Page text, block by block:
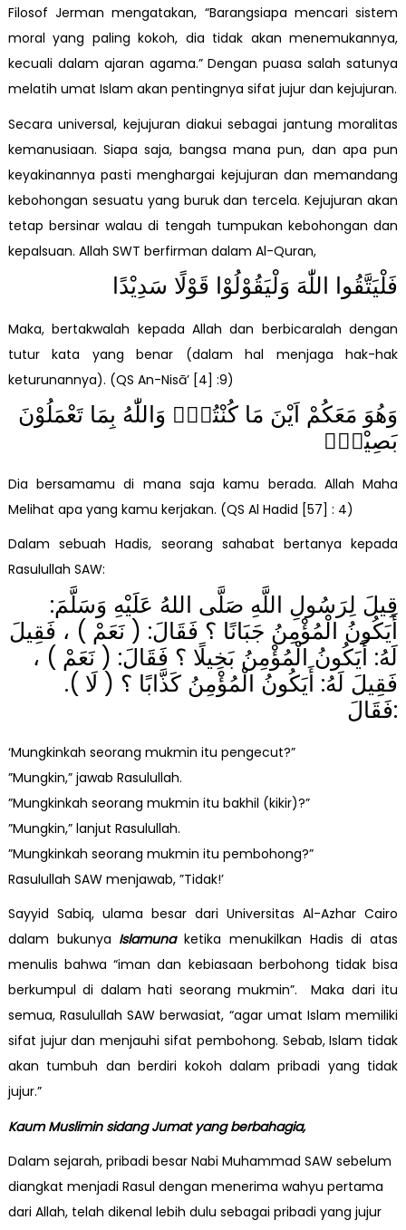
Filosof Jerman mengatakan, “Barangsiapa mencari sistem
moral yang paling kokoh, dia tidak akan menemukannya,
kecuali dalam ajaran agama.” Dengan puasa salah satunya
melatih umat Islam akan pentingnya sifat jujur dan kejujuran.
Secara universal, kejujuran diakui sebagai jantung moralitas
kemanusiaan. Siapa saja, bangsa mana pun, dan apa pun
keyakinannya pasti menghargai kejujuran dan memandang
kebohongan sesuatu yang buruk dan tercela. Kejujuran akan
tetap bersinar walau di tengah tumpukan kebohongan dan
kepalsuan. Allah SWT berfirman dalam Al-Quran,
فَلْيَتَّقُوا اللّٰهَ وَلْيَقُوْلُوْا قَوْلًا سَدِيْدًا
Maka, bertakwalah kepada Allah dan berbicaralah dengan
tutur kata yang benar (dalam hal menjaga hak-hak
keturunannya). (QS An-Nisā’ [4] :9)
وَهُوَ مَعَكُمْ اَيْنَ مَا كُنْتُمْۗ وَاللّٰهُ بِمَا تَعْمَلُوْنَ
بَصِيْرٌۗ
Dia bersamamu di mana saja kamu berada. Allah Maha
Melihat apa yang kamu kerjakan. (QS Al Hadid [57] : 4)
Dalam sebuah Hadis, seorang sahabat bertanya kepada
Rasulullah SAW:
قِيلَ لِرَسُولِ اللَّهِ صَلَّى اللهُ عَلَيْهِ وَسَلَّمَ:
أَيَكُونُ الْمُؤْمِنُ جَبَانًا ؟ فَقَالَ: ( نَعَمْ ) ، فَقِيلَ
لَهُ: أَيَكُونُ الْمُؤْمِنُ بَخِيلًا ؟ فَقَالَ: ( نَعَمْ ) ،
فَقِيلَ لَهُ: أَيَكُونُ الْمُؤْمِنُ كَذَّابًا ؟ ( لَا ).
فَقَالَ:
‘Mungkinkah seorang mukmin itu pengecut?”
”Mungkin,” jawab Rasulullah.
”Mungkinkah seorang mukmin itu bakhil (kikir)?”
”Mungkin,” lanjut Rasulullah.
”Mungkinkah seorang mukmin itu pembohong?”
Rasulullah SAW menjawab, ”Tidak!’
Sayyid Sabiq, ulama besar dari Universitas Al-Azhar Cairo
dalam bukunya Islamunaketika menukilkan Hadis di atas
menulis bahwa “iman dan kebiasaan berbohong tidak bisa
berkumpul di dalam hati seorang mukmin”. Maka dari itu
semua, Rasulullah SAW berwasiat, “agar umat Islam memiliki
sifat jujur dan menjauhi sifat pembohong. Sebab, Islam tidak
akan tumbuh dan berdiri kokoh dalam pribadi yang tidak
jujur.”
Kaum Muslimin sidang Jumat yang berbahagia,
Dalam sejarah, pribadi besar Nabi Muhammad SAW sebelum
diangkat menjadi Rasul dengan menerima wahyu pertama
dari Allah, telah dikenal lebih dulu sebagai pribadi yang jujur